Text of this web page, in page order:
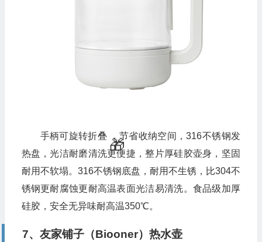
手柄可旋转折叠 ，节省收纳空间，316不锈钢发
热盘，光洁耐磨清洗更便捷，整片厚硅胶壶身，坚固
耐用不软塌。316不锈钢底盘，耐用不生锈，比304不
锈钢更耐腐蚀更耐高温表面光洁易清洗。食品级加厚
硅胶，安全无异味耐高温350℃。
7、友家铺子（Biooner）热水壶